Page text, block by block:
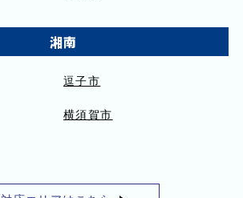
湘南
逗子市
横須賀市